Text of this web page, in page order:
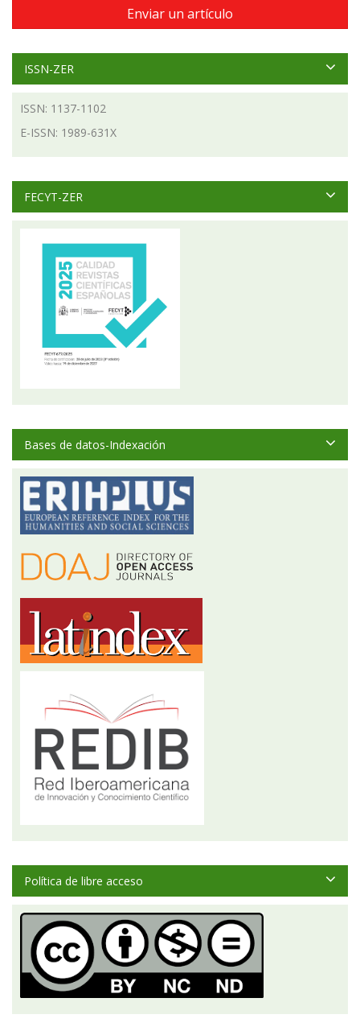
Enviar un artículo
ISSN-ZER
ISSN: 1137-1102
E-ISSN: 1989-631X
FECYT-ZER
Bases de datos-Indexación
Política de libre acceso